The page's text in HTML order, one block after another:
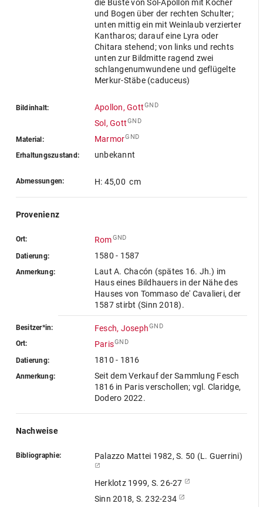
die Büste von Sol-Apollon mit Köcher
und Bogen über der rechten Schulter;
unten mittig ein mit Weinlaub verzierter
Kantharos; darauf eine Lyra oder
Chitara stehend; von links und rechts
unten zur Bildmitte ragend zwei
schlangenumwundene und geflügelte
Merkur-Stäbe (caduceus)
Bildinhalt: Apollon, GottGND
Sol, GottGND
Material: MarmorGND
Erhaltungszustand: unbekannt
Abmessungen: H: 45,00 cm
Provenienz
Ort: RomGND
Datierung: 1580 - 1587
Anmerkung:
Laut A. Chacón (spätes 16. Jh.) im
Haus eines Bildhauers in der Nähe des
Hauses von Tommaso de' Cavalieri, der
1587 stirbt (Sinn 2018).
Besitzer*in: Fesch, JosephGND
Ort: ParisGND
Datierung: 1810 - 1816
Anmerkung:
Seit dem Verkauf der Sammlung Fesch
1816 in Paris verschollen; vgl. Claridge,
Dodero 2022.
Nachweise
Bibliographie: Palazzo Mattei 1982, S. 50 (L. Guerrini)
Herklotz 1999, S. 26-27
Sinn 2018, S. 232-234